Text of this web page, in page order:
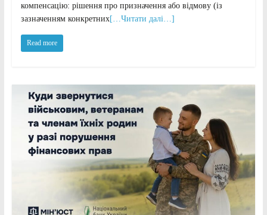
компенсацію: рішення про призначення або відмову (із
зазначенням конкретних[…Читати далі…]
Read more